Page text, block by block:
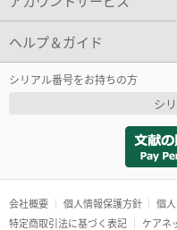
ヘルプ＆ガイド
シリアル番号をお持ちの方
シ
会社概要 個人情報保護方針
個
特定商取引法に基づく表記
ケアネ